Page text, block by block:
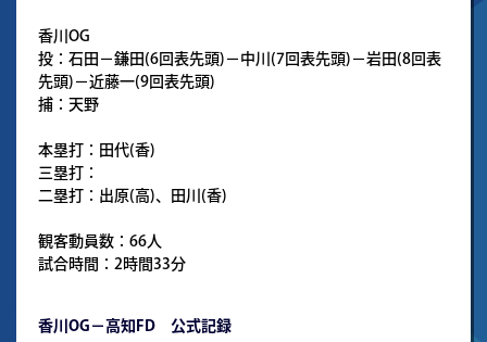
香川OG
投：石田－鎌田(6回表先頭)－中川(7回表先頭)－岩田(8回表
先頭)－近藤一(9回表先頭)
捕：天野
本塁打：田代(香)
三塁打：
二塁打：出原(高)、田川(香)
観客動員数：66人
試合時間：2時間33分
香川OG－高知FD 公式記録